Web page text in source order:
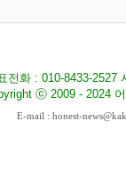
화 : 010-8433-2527
ⓒ 2009 - 2024
E-mail : honest-